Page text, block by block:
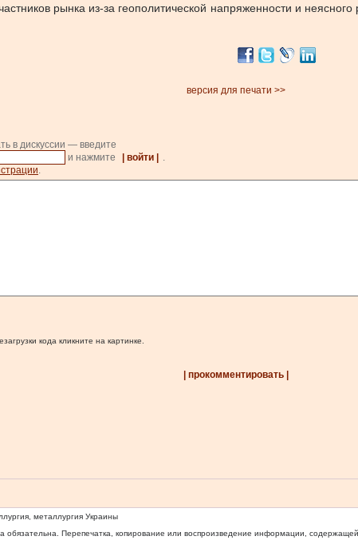
рынка из-за геополитической напряженности и
версия для печати >>
в дискуссии — введите
и нажмите | войти |
.
.
кода кликните на картинке.
| прокомментировать |
металлургия Украины
обязательна. Перепечатка, копирование или воспроизведение информации,